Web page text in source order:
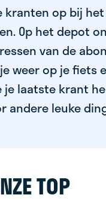
kranten op bij
Op het depot
van de
weer op je fiets
je laatste krant
andere leuke
TOP